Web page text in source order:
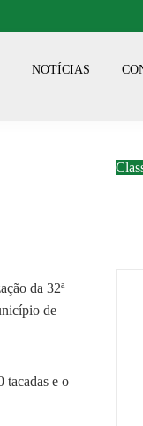
NOTÍCIAS
da 32ª
de
tacadas e o